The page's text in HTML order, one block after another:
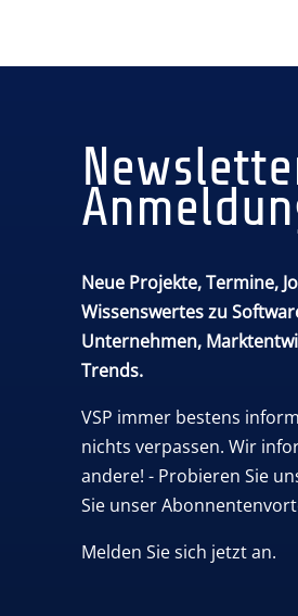
Neue Projekte, Termine,
Wissenswertes zu
Unternehmen,
Trends.
VSP immer bestens
nichts verpassen. Wir
andere! - Probieren Sie
Sie unser
Melden Sie sich jetzt an.